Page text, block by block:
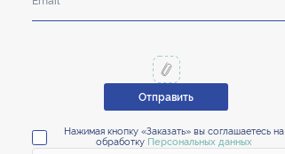
Отправить
Нажимая кнопку «Заказать» вы соглашаетесь на
обработку Персональных данных